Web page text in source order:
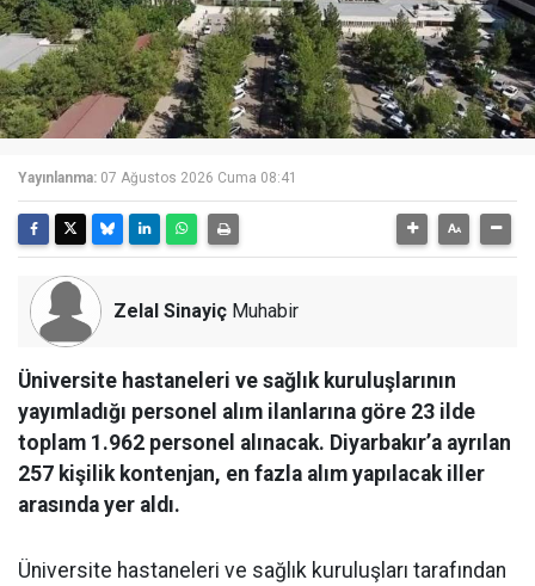
Yayınlanma: 07 Ağustos 2026 Cuma 08:41
Zelal Sinayiç Muhabir
Üniversite hastaneleri ve sağlık kuruluşlarının
yayımladığı personel alım ilanlarına göre 23 ilde
toplam 1.962 personel alınacak. Diyarbakır’a ayrılan
257 kişilik kontenjan, en fazla alım yapılacak iller
arasında yer aldı.
Üniversite hastaneleri ve sağlık kuruluşları tarafından